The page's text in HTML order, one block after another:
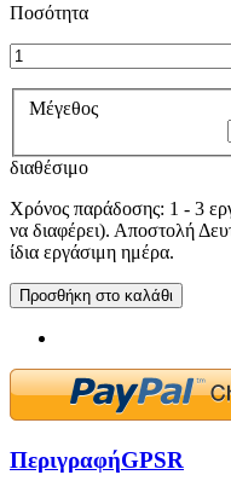
Ποσότητα
Μέγεθος
διαθέσιμο
Χρόνος παράδοσης: 1 - 3
να διαφέρει). Αποστολή
ίδια εργάσιμη ημέρα.
Προσθήκη στο καλάθι
ΠεριγραφήGPSR